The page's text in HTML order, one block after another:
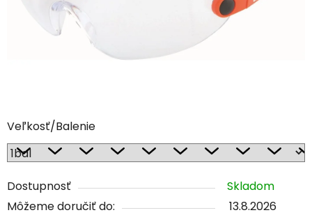
Veľkosť/Balenie
Dostupnosť
Skladom
Môžeme doručiť do:
13.8.2026